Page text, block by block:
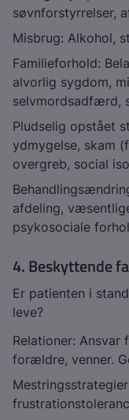
søvnforstyrrelser,
Misbrug: Alkohol,
Familieforhold:
alvorlig sygdom,
selvmordsadfærd,
Pludselig opstået
ydmygelse, skam
overgreb, social
afdeling,
psykosociale
4. Beskyttende
Er patienten i
leve?
Relationer: Ansvar
forældre, venner.